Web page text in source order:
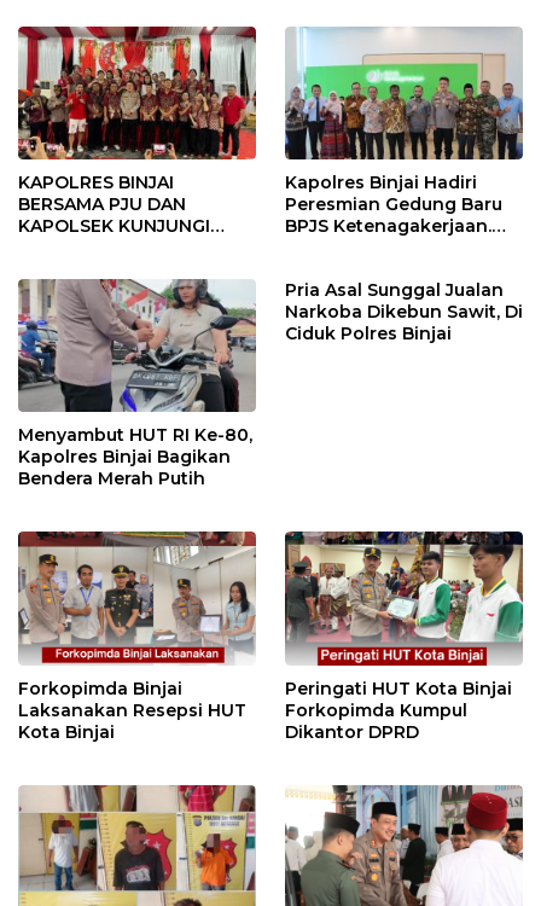
KAPOLRES BINJAI
BERSAMA PJU DAN
KAPOLSEK KUNJUNGI
Kapolres Binjai Hadiri
Peresmian Gedung Baru
BPJS Ketenagakerjaan.
Menyambut HUT RI Ke-80,
Kapolres Binjai Bagikan
Bendera Merah Putih
Pria Asal Sunggal Jualan
Narkoba Dikebun Sawit, Di
Ciduk Polres Binjai
Forkopimda Binjai
Laksanakan Resepsi HUT
Kota Binjai
Peringati HUT Kota Binjai
Forkopimda Kumpul
Dikantor DPRD